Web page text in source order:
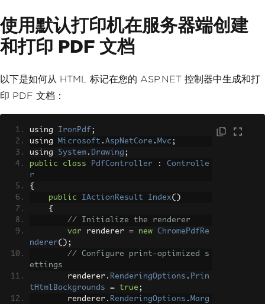
使用默认打印机在服务器端创建
和打印 PDF 文档
以下是如何从 HTML 标记在您的 ASP.NET 控制器中生成和打
印 PDF 文档：
using IronPdf ;
using Microsoft . AspNetCore . Mvc ;
using System . Drawing ;
public
class PdfController :
Controlle
r
{
public
IActionResult Index()
{
// Initialize the renderer
var renderer = new
ChromePdfRe
nderer();
// Configure print-optimized s
ettings
        renderer
. RenderingOptions . Prin
tHtmlBackgrounds
= true ;
        renderer
. RenderingOptions . Marg